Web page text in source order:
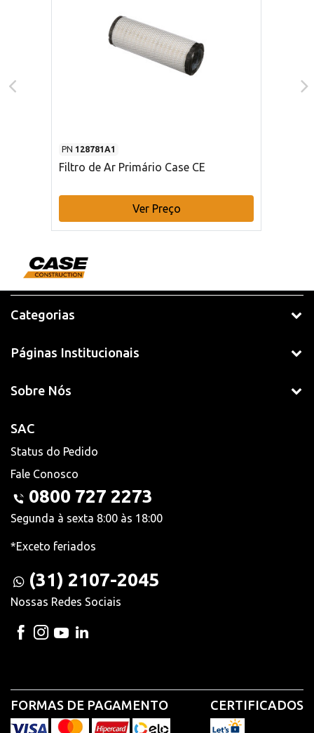
PN 128781A1
Filtro de Ar Primário Case CE
Ver Preço
Categorias
Páginas Institucionais
Sobre Nós
SAC
Status do Pedido
Fale Conosco
0800 727 2273
Segunda à sexta 8:00 às 18:00
*Exceto feriados
(31) 2107-2045
Nossas Redes Sociais
FORMAS DE PAGAMENTO CERTIFICADOS